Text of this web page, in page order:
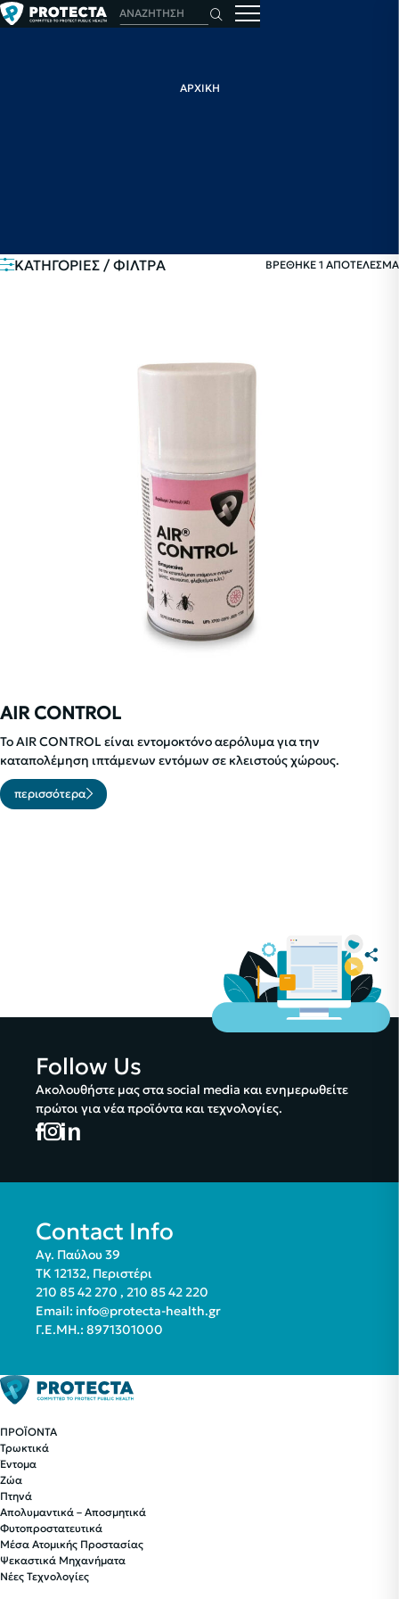
ΑΡΧΙΚΗ
ΚΑΤΗΓΟΡΙΕΣ / ΦΙΛΤΡΑ ΒΡΕΘΗΚΕ 1 ΑΠΟΤΕΛΕΣΜΑ
AIR CONTROL
To AIR CONTROL είναι εντομοκτόνο αερόλυμα για την
καταπολέμηση ιπτάμενων εντόμων σε κλειστούς χώρους.
περισσότερα
Follow Us
Ακολουθήστε μας στα social media και ενημερωθείτε
πρώτοι για νέα προϊόντα και τεχνολογίες.
Contact Info
Αγ. Παύλου 39
ΤΚ 12132, Περιστέρι
210 85 42 270 , 210 85 42 220
Email: info@protecta-health.gr
Γ.Ε.ΜΗ.: 8971301000
ΠΡΟΪΟΝΤΑ
Τρωκτικά
Έντομα
Ζώα
Πτηνά
Απολυμαντικά – Αποσμητικά
Φυτοπροστατευτικά
Μέσα Ατομικής Προστασίας
Ψεκαστικά Μηχανήματα
Νέες Τεχνολογίες